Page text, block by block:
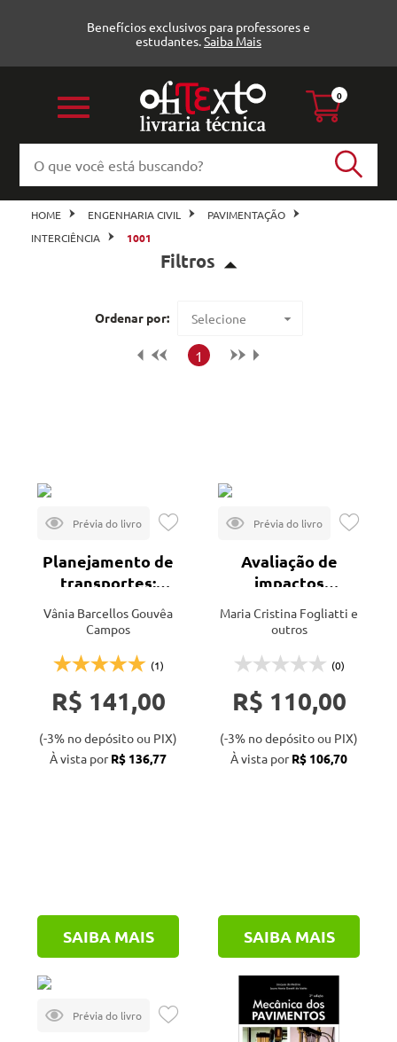
Benefícios exclusivos para professores e
estudantes. Saiba Mais
0
HOME ENGENHARIA CIVIL
PAVIMENTAÇÃO
INTERCIÊNCIA
1001
Filtros
Pavimentação (5)Ordenar por: Selecione
Maior preço
1
Planejamento de
transportes:
conceitos e
modelos
Vânia Barcellos Gouvêa
Campos
(1)
R$ 141,00
(-3% no depósito ou PIX)
À vista porR$ 136,77
SAIBA MAIS
Avaliação de
impactos
ambientais:
aplicação aos
transporte
Maria Cristina Fogliatti e
outros
(0)
R$ 110,00
(-3% no depósito ou PIX)
À vista porR$ 106,70
SAIBA MAIS